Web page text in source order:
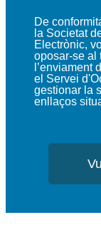
De
la Societat
Electrònic,
oposar-se al
l’enviament
el Servei
gestionar la
enllaços